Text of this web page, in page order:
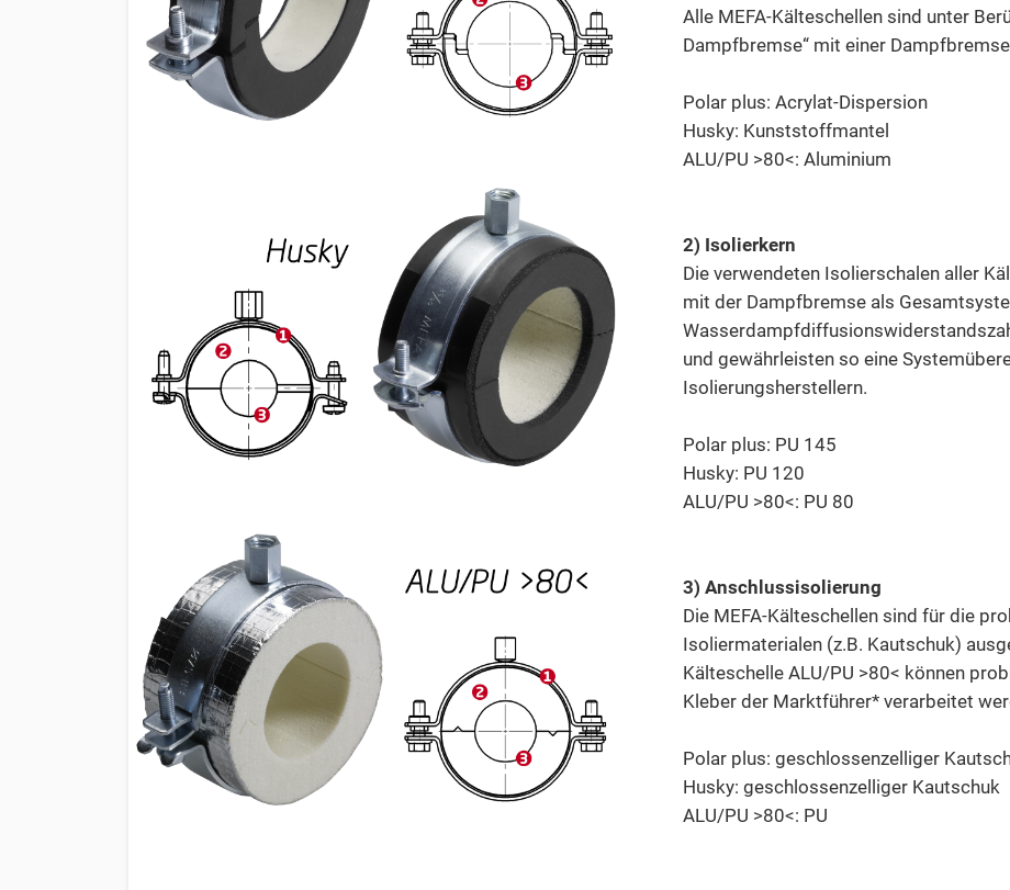
Alle MEFA-Kälteschellen sind unter
Dampfbremse“ mit einer
Polar plus: Acrylat-Dispersion
Husky: Kunststoffmantel
ALU/PU >80<: Aluminium
2) Isolierkern
Die verwendeten Isolierschalen aller
mit der Dampfbremse als
und gewährleisten so eine
Isolierungsherstellern.
Polar plus: PU 145
Husky: PU 120
ALU/PU >80<: PU 80
3) Anschlussisolierung
Die MEFA-Kälteschellen sind für die
Isoliermaterialen (z.B. Kautschuk)
Kälteschelle ALU/PU >80< können
Kleber der Marktführer* verarbeitet
Polar plus: geschlossenzelliger
Husky: geschlossenzelliger Kautschuk
ALU/PU >80<: PU